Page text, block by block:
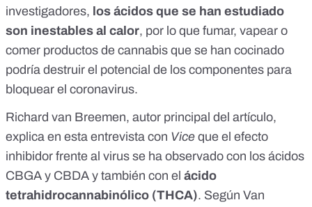
investigadores, los ácidos que se han estudiado
son inestables al calor, por lo que fumar, vapear o
comer productos de cannabis que se han cocinado
podría destruir el potencial de los componentes para
bloquear el coronavirus.
Richard van Breemen, autor principal del artículo,
explica en esta entrevista con Vice que el efecto
inhibidor frente al virus se ha observado con los ácidos
CBGA y CBDA y también con el ácido
tetrahidrocannabinólico (THCA). Según Van